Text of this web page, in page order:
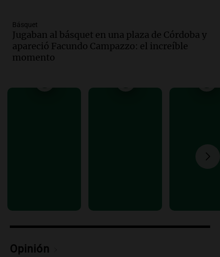
Audio. Carolina Losada: "Faltó que el
oficialismo la explique mejor" sobre la
ley de propiedad privada
Informados al regreso
Audio.Debate en el Senado y protesta
Manifestación en Rosario contra
la ley de Propiedad Privada debatida en
Luis Juez cuestionó la polémica
relato mentiroso"
Episodios
Básquet
Jugaban al básquet en una plaza de Córdoba y
apareció Facundo Campazzo: el increíble
momento
Opinión